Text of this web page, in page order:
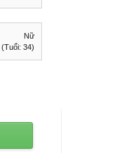
Nữ
(Tuổi: 34)